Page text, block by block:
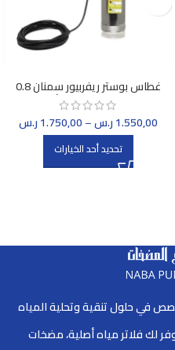
غطاس بوستر ريفربيور سمنان 0.8
حصان ضغط مباشر مع أتوماتيك
1.550,00ر.س–
1.750,00ر.س
تحديد أحد الخيارات
في حلول تنقية وتحلية المياه
لك فلاتر مياه أصلية، مضخات